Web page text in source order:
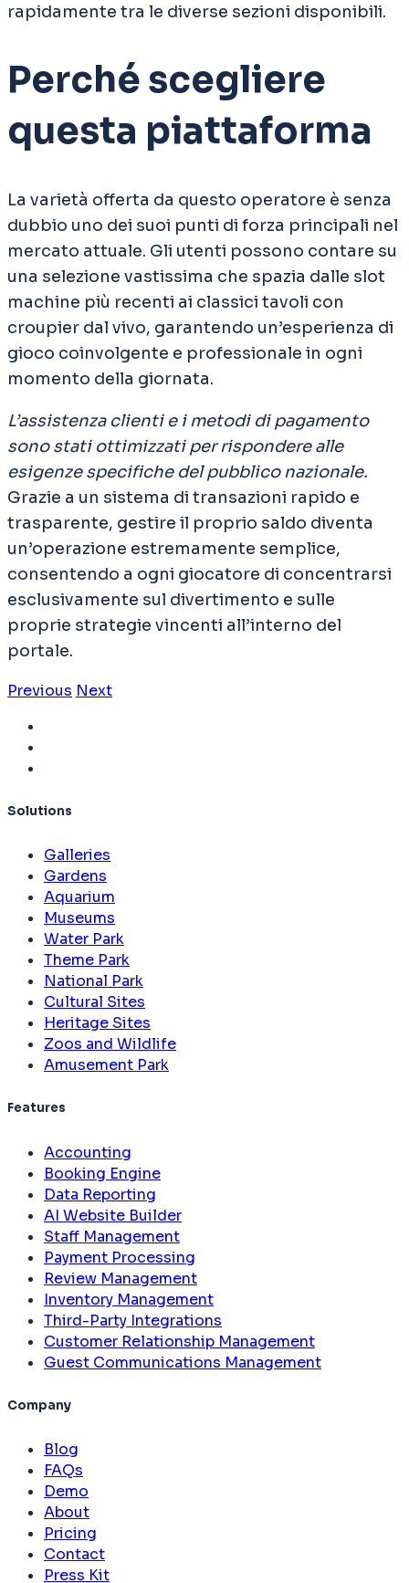
rapidamente tra le diverse sezioni disponibili.
Perché scegliere
questa piattaforma
La varietà offerta da questo operatore è senza
dubbio uno dei suoi punti di forza principali nel
mercato attuale. Gli utenti possono contare su
una selezione vastissima che spazia dalle slot
machine più recenti ai classici tavoli con
croupier dal vivo, garantendo un’esperienza di
gioco coinvolgente e professionale in ogni
momento della giornata.
L’assistenza clienti e i metodi di pagamento
sono stati ottimizzati per rispondere alle
esigenze specifiche del pubblico nazionale.
Grazie a un sistema di transazioni rapido e
trasparente, gestire il proprio saldo diventa
un’operazione estremamente semplice,
consentendo a ogni giocatore di concentrarsi
esclusivamente sul divertimento e sulle
proprie strategie vincenti all’interno del
portale.
Previous Next
Solutions
Galleries
Gardens
Aquarium
Museums
Water Park
Theme Park
National Park
Cultural Sites
Heritage Sites
Zoos and Wildlife
Amusement Park
Features
Accounting
Booking Engine
Data Reporting
AI Website Builder
Staff Management
Payment Processing
Review Management
Inventory Management
Third-Party Integrations
Customer Relationship Management
Guest Communications Management
Company
Blog
FAQs
Demo
About
Pricing
Contact
Press Kit